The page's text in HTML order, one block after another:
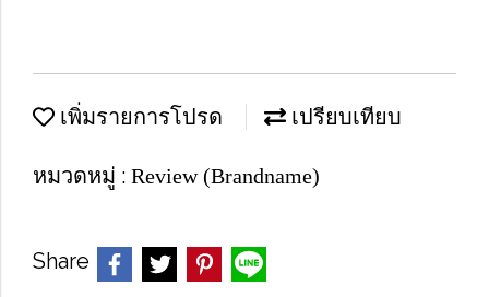
เพิ่มรายการโปรด เปรียบเทียบ
หมวดหมู่ : Review (Brandname)
Share